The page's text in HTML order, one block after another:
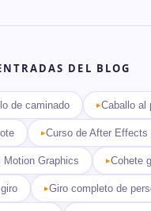
DEL BLOG
de caminado Caballo al
Curso de After Effects
Motion Graphics Cohete
Giro completo de